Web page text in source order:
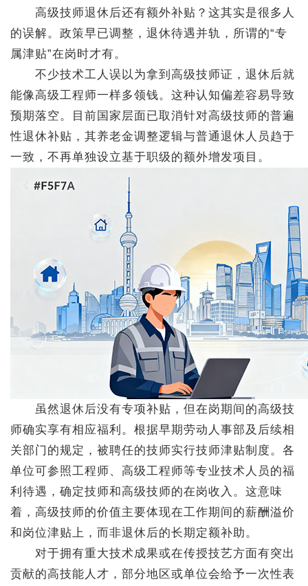
高级技师退休后还有额外补贴？这其实是很多人
的误解。政策早已调整，退休待遇并轨，所谓的“专
属津贴”在岗时才有。
不少技术工人误以为拿到高级技师证，退休后就
能像高级工程师一样多领钱。这种认知偏差容易导致
预期落空。目前国家层面已取消针对高级技师的普遍
性退休补贴，其养老金调整逻辑与普通退休人员趋于
一致，不再单独设立基于职级的额外增发项目。
虽然退休后没有专项补贴，但在岗期间的高级技
师确实享有相应福利。根据早期劳动人事部及后续相
关部门的规定，被聘任的技师实行技师津贴制度。各
单位可参照工程师、高级工程师等专业技术人员的福
利待遇，确定技师和高级技师的在岗收入。这意味
着，高级技师的价值主要体现在工作期间的薪酬溢价
和岗位津贴上，而非退休后的长期定额补助。
对于拥有重大技术成果或在传授技艺方面有突出
贡献的高技能人才，部分地区或单位会给予一次性表